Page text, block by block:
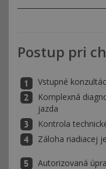
Postup pri
Vstupné
Komplexná
jazda
Kontrola
Záloha riadiacej
Autorizovaná